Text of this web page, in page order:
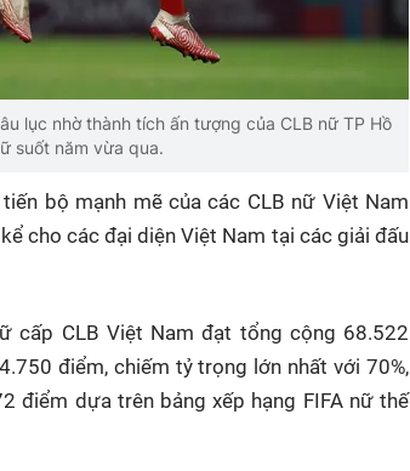
lục nhờ thành tích ấn tượng của CLB nữ TP Hồ
suốt năm vừa qua.
bộ mạnh mẽ của các CLB nữ Việt Nam
cho các đại diện Việt Nam tại các giải đấu
cấp CLB Việt Nam đạt tổng cộng 68.522
điểm, chiếm tỷ trọng lớn nhất với 70%,
điểm dựa trên bảng xếp hạng FIFA nữ thế